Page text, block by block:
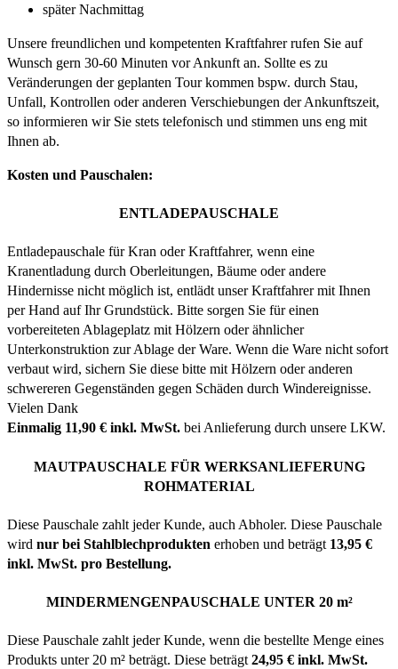
später Nachmittag
Unsere freundlichen und kompetenten Kraftfahrer rufen Sie auf
Wunsch gern 30-60 Minuten vor Ankunft an. Sollte es zu
Veränderungen der geplanten Tour kommen bspw. durch Stau,
Unfall, Kontrollen oder anderen Verschiebungen der Ankunftszeit,
so informieren wir Sie stets telefonisch und stimmen uns eng mit
Ihnen ab.
Kosten und Pauschalen:
ENTLADEPAUSCHALE
Entladepauschale für Kran oder Kraftfahrer, wenn eine
Kranentladung durch Oberleitungen, Bäume oder andere
Hindernisse nicht möglich ist, entlädt unser Kraftfahrer mit Ihnen
per Hand auf Ihr Grundstück. Bitte sorgen Sie für einen
vorbereiteten Ablageplatz mit Hölzern oder ähnlicher
Unterkonstruktion zur Ablage der Ware. Wenn die Ware nicht sofort
verbaut wird, sichern Sie diese bitte mit Hölzern oder anderen
schwereren Gegenständen gegen Schäden durch Windereignisse.
Vielen Dank
Einmalig 11,90 € inkl. MwSt. bei Anlieferung durch unsere LKW.
MAUTPAUSCHALE FÜR WERKSANLIEFERUNG
ROHMATERIAL
Diese Pauschale zahlt jeder Kunde, auch Abholer. Diese Pauschale
wird nur bei Stahlblechprodukten erhoben und beträgt 13,95 €
inkl. MwSt. pro Bestellung.
MINDERMENGENPAUSCHALE UNTER 20 m²
Diese Pauschale zahlt jeder Kunde, wenn die bestellte Menge eines
Produkts unter 20 m² beträgt. Diese beträgt24,95 € inkl. MwSt.